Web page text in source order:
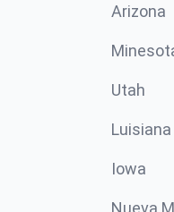
Arizona
Utah
Luisiana
Iowa
Nueva